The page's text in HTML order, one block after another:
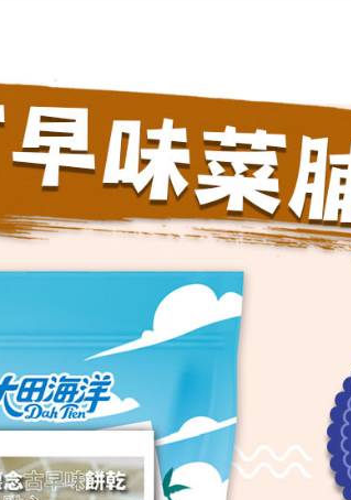
１．簡單：不需註冊
２．便利：只要手機號
３．安心：先確認商品
【「AFTEE先享後付」
１．於結帳方式選擇「
付」結帳頁面，進行簡
２．訂單成立數日內，
３．收到繳費通知簡訊
／ATM／網路銀行／
※ 請注意：結帳手續完
絡購買商品的店家。未
先享後付繳納相關費用。
※ 交易是否成功請以「
是否繳費成功／繳費
【注意事項】
１．透過由恩沛科技股
交易，需依本服務之
求債權轉讓予恩沛科技
２．關於個人資料處理
運送方式
全家取貨付款
每筆NT$60，滿
付款後全家取貨
每筆NT$60，滿
7-11取貨付款
每筆NT$60，滿
付款後7-11取貨
每筆NT$60，滿
宅配
每筆NT$150，滿